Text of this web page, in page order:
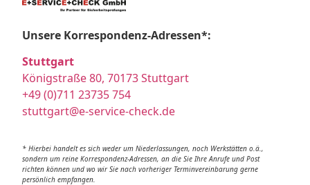
Unsere Korrespondenz-Adressen*:
Stuttgart
Königstraße 80, 70173 Stuttgart
+49 (0)711 23735 754
stuttgart@e-service-check.de
* Hierbei handelt es sich weder um Niederlassungen, noch Werkstätten o.ä.,
sondern um reine Korrespondenz-Adressen, an die Sie Ihre Anrufe und Post
richten können und wo wir Sie nach vorheriger Terminvereinbarung gerne
persönlich empfangen.